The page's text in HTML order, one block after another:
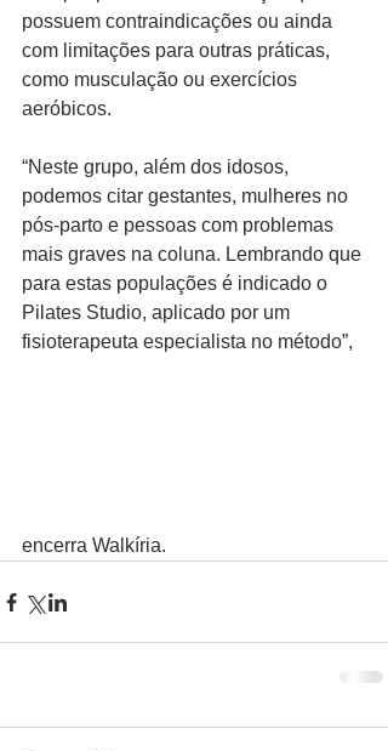
possuem contraindicações ou ainda
com limitações para outras práticas,
como musculação ou exercícios
aeróbicos.
“Neste grupo, além dos idosos,
podemos citar gestantes, mulheres no
pós-parto e pessoas com problemas
mais graves na coluna. Lembrando que
para estas populações é indicado o
Pilates Studio, aplicado por um
fisioterapeuta especialista no método”,
encerra Walkíria.